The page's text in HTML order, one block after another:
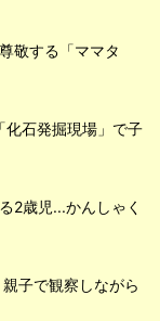
敬する「ママタ
化石発掘現場」で子
2歳児...かんしゃく
子で観察しながら